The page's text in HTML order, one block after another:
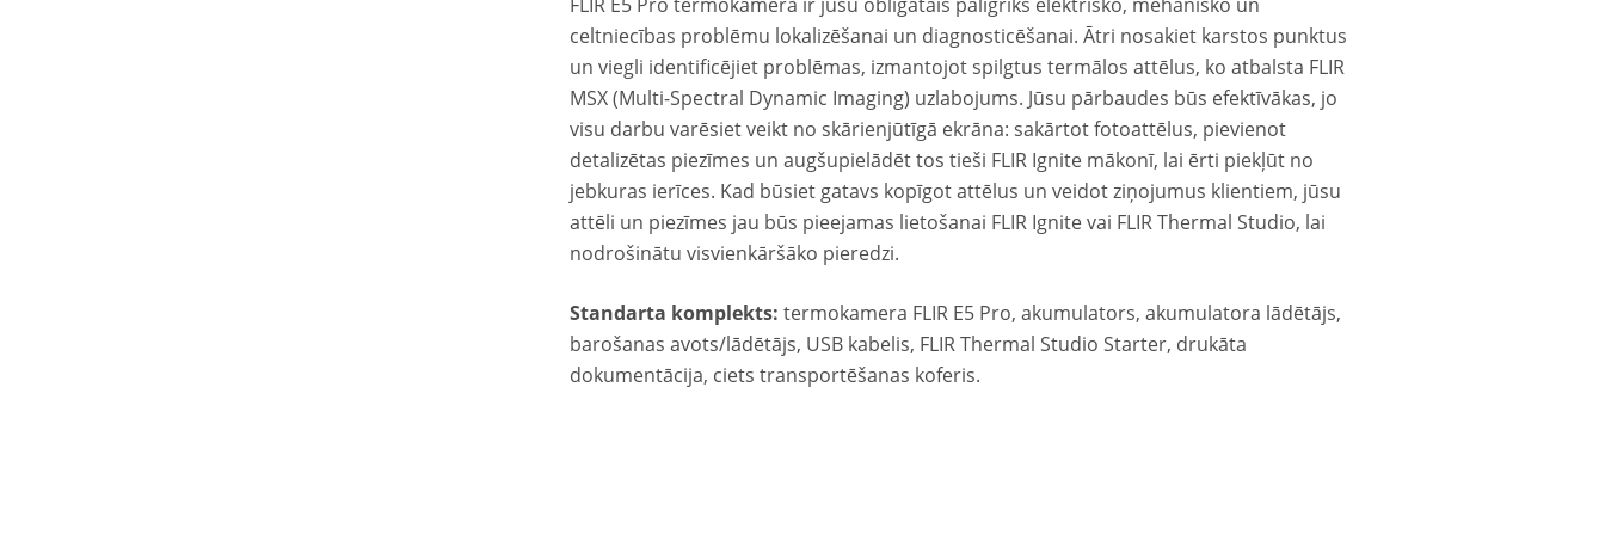
celtniecības problēmu lokalizēšanai un diagnosticēšanai. Ātri nosakiet karstos punktus
un viegli identificējiet problēmas, izmantojot spilgtus termālos attēlus, ko atbalsta FLIR
MSX (Multi-Spectral Dynamic Imaging) uzlabojums. Jūsu pārbaudes būs efektīvākas, jo
visu darbu varēsiet veikt no skārienjūtīgā ekrāna: sakārtot fotoattēlus, pievienot
detalizētas piezīmes un augšupielādēt tos tieši FLIR Ignite mākonī, lai ērti piekļūt no
jebkuras ierīces. Kad būsiet gatavs kopīgot attēlus un veidot ziņojumus klientiem, jūsu
attēli un piezīmes jau būs pieejamas lietošanai FLIR Ignite vai FLIR Thermal Studio, lai
nodrošinātu visvienkāršāko pieredzi.
Standarta komplekts: termokamera FLIR E5 Pro, akumulators, akumulatora lādētājs,
barošanas avots/lādētājs, USB kabelis, FLIR Thermal Studio Starter, drukāta
dokumentācija, ciets transportēšanas koferis.